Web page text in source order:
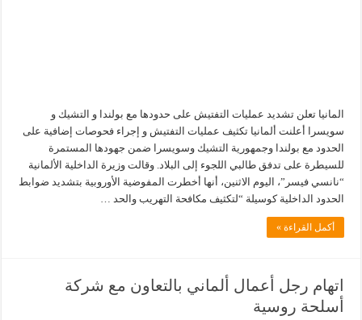
المانيا تعلن تشديد عمليات التفتيش على حدودها مع بولندا و التشيك و
سويسرا أعلنت ألمانيا تكثيف عمليات التفتيش و إجراء فحوصات إضافية على
الحدود مع بولندا وجمهورية التشيك وسويسرا ضمن جهودها المستمرة
للسيطرة على تدفق طالبي اللجوء إلى البلاد. وقالت وزيرة الداخلية الألمانية
“نانسي فيسر”، اليوم الاثنين، أنها أخطرت المفوضية الأوروبية بتشديد ضوابط
الحدود الداخلية كوسيلة “لتكثيف مكافحة التهريب والحد …
أكمل القراءة »
اتهام رجل أعمال ألماني بالتعاون مع شركة
أسلحة روسية